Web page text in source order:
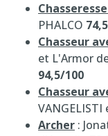
PHALCO
Chasseur
et L'Armor
94,5/100
Chasseur
Archer :